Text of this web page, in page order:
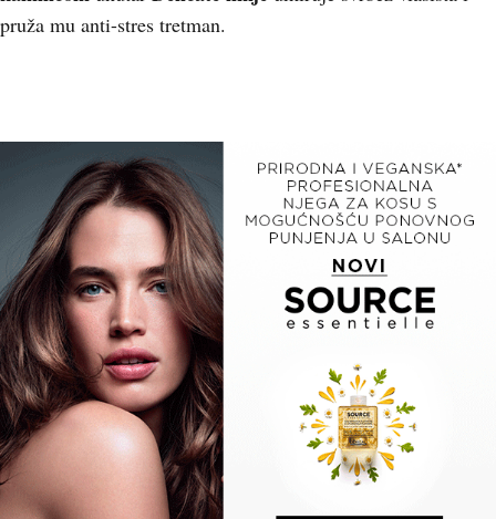
pruža mu anti-stres tretman.